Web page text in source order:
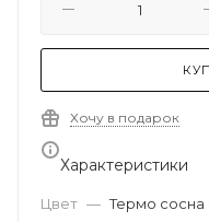
Хочу в подарок
Характеристики
Цвет — Термо сосна